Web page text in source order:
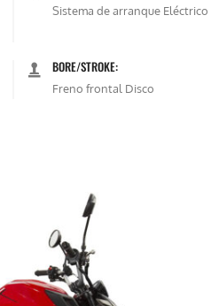
Sistema de arranque Eléctrico
BORE/STROKE:
Freno frontal Disco